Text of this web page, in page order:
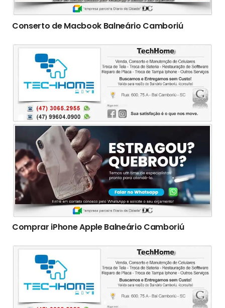
Conserto de Macbook Balneário Camboriú
Comprar iPhone Apple Balneário Camboriú